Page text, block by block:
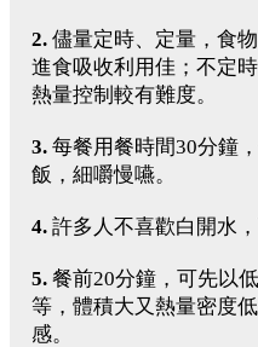
2. 儘量定時、定量，食
進食吸收利用佳；不定
熱量控制較有難度。
3. 每餐用餐時間30分鐘
飯，細嚼慢嚥。
4. 許多人不喜歡白開水
5. 餐前20分鐘，可先以
等，體積大又熱量密度
感。